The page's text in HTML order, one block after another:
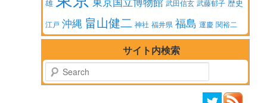
雄 武田信玄 武藤郁子 歴史
江戸 沖縄 畠山健二 神社 福井県 福島 運慶 関裕二
サイト内検索
Search